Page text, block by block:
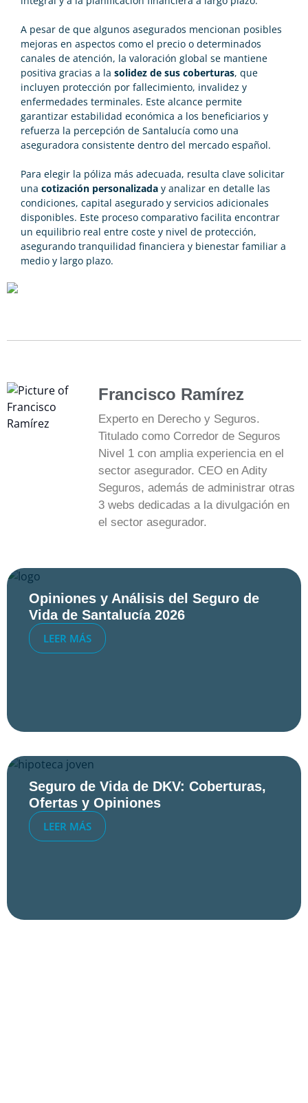
A pesar de que algunos asegurados mencionan posibles
mejoras en aspectos como el precio o determinados
canales de atención, la valoración global se mantiene
positiva gracias a la solidez de sus coberturas, que
incluyen protección por fallecimiento, invalidez y
enfermedades terminales. Este alcance permite
garantizar estabilidad económica a los beneficiarios y
refuerza la percepción de Santalucía como una
aseguradora consistente dentro del mercado español.
Para elegir la póliza más adecuada, resulta clave solicitar
una cotización personalizada y analizar en detalle las
condiciones, capital asegurado y servicios adicionales
disponibles. Este proceso comparativo facilita encontrar
un equilibrio real entre coste y nivel de protección,
asegurando tranquilidad financiera y bienestar familiar a
medio y largo plazo.
Francisco Ramírez
Experto en Derecho y Seguros.
Titulado como Corredor de Seguros
Nivel 1 con amplia experiencia en el
sector asegurador. CEO en Adity
Seguros, además de administrar otras
3 webs dedicadas a la divulgación en
el sector asegurador.
Opiniones y Análisis del Seguro de
Vida de Santalucía 2026
LEER MÁS
Seguro de Vida de DKV: Coberturas,
Ofertas y Opiniones
LEER MÁS